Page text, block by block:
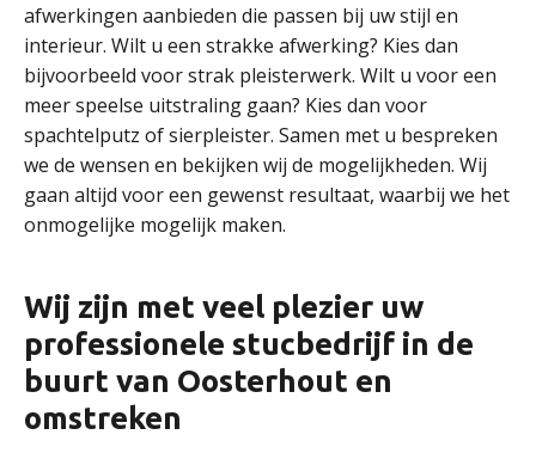
afwerkingen aanbieden die passen bij uw stijl en
interieur. Wilt u een strakke afwerking? Kies dan
bijvoorbeeld voor strak pleisterwerk. Wilt u voor een
meer speelse uitstraling gaan? Kies dan voor
spachtelputz of sierpleister. Samen met u bespreken
we de wensen en bekijken wij de mogelijkheden. Wij
gaan altijd voor een gewenst resultaat, waarbij we het
onmogelijke mogelijk maken.
Wij zijn met veel plezier uw
professionele stucbedrijf in de
buurt van Oosterhout en
omstreken